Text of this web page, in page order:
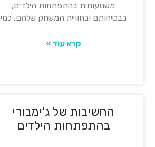
משמעותית בהתפתחות הילדים,
בבטיחותם ובחוויית המשחק שלהם. כמי
קרא עוד »
החשיבות של ג'ימבורי
בהתפתחות הילדים